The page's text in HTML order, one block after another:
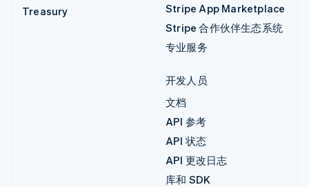
Treasury
Stripe App Marketplace
Stripe 合作伙伴生态系统
专业服务
开发人员
文档
API 参考
API 状态
API 更改日志
库和 SDK